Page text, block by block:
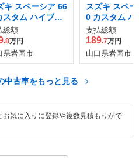
キ スペーシア 66
スタム ハイブリ
XS
総額
.8万円
県岩国市
スズキ スペ
0 カスタム ハ
ッド XS
支払総額
189.7万円
山口県岩国市
中古車をもっと見る
お気に入りに登録や複数見積もりがで